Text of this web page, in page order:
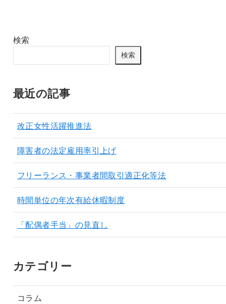
検索
検索
最近の記事
改正女性活躍推進法
障害者の法定雇用率引上げ
フリーランス・事業者間取引適正化等法
時間単位の年次有給休暇制度
「配偶者手当」の見直し
カテゴリー
コラム